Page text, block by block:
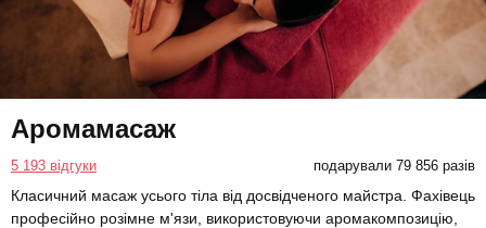
Аромамасаж
5 193 відгуки подарували 79 856 разів
Класичний масаж усього тіла від досвідченого майстра. Фахівець
професійно розімне м'язи, використовуючи аромакомпозицію,